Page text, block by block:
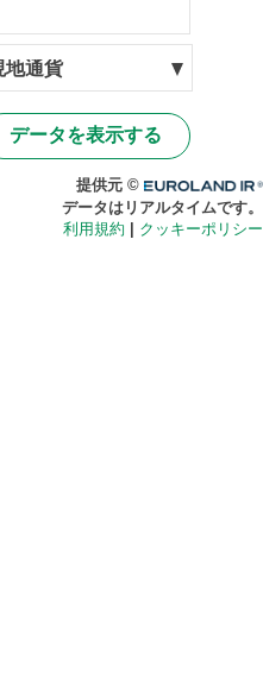
地通貨
データを表示する
提供元 ©
Euroland.com
データはリアルタイムです。
利用規約
クッキーポリシー